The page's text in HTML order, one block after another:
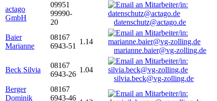
actago
GmbH
09951
99990-
20
datenschutz@actago.de
Baier
Marianne
08167
6943-51
1.14
marianne.baier@vg-zolling.de
Beck Silvia
08167
6943-26
1.04
silvia.beck@vg-zolling.de
Berger
Dominik
08167
6943-46